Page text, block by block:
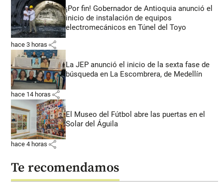
¡Por fin! Gobernador de Antioquia anunció el
inicio de instalación de equipos
electromecánicos en Túnel del Toyo
hace 3 horas share
La JEP anunció el inicio de la sexta fase de
búsqueda en La Escombrera, de Medellín
hace 14 horas share
El Museo del Fútbol abre las puertas en el
Solar del Águila
hace 4 horas share
Te recomendamos